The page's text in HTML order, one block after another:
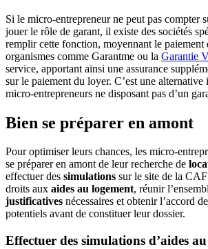
Si le micro-entrepreneur ne peut pas compter
jouer le rôle de garant, il existe des sociétés
remplir cette fonction, moyennant le paiement
organismes comme Garantme ou la Garantie
service, apportant ainsi une assurance
sur le paiement du loyer. C’est une alternative
micro-entrepreneurs ne disposant pas d’un
Bien se préparer en amont
Pour optimiser leurs chances, les micro-
se préparer en amont de leur recherche de
effectuer des simulations sur le site de la
droits aux aides au logement, réunir
justificatives nécessaires et obtenir l’accord
potentiels avant de constituer leur dossier.
Effectuer des simulations d’aides